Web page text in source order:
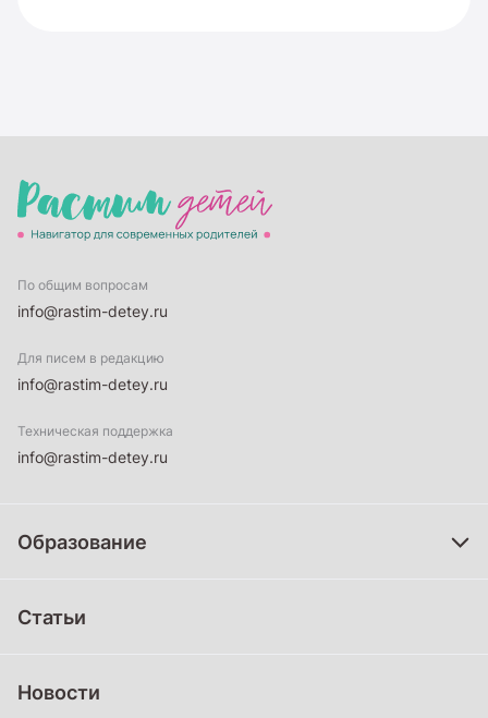
По общим вопросам
info@rastim-detey.ru
Для писем в редакцию
info@rastim-detey.ru
Техническая поддержка
info@rastim-detey.ru
Образование
Статьи
Новости